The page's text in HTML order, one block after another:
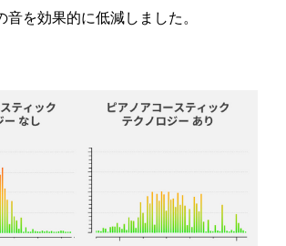
を効果的に低減しました。